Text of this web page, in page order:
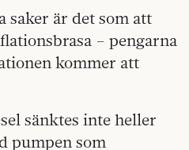
saker är det som att
– pengarna
kommer att
sänktes inte heller
pumpen som